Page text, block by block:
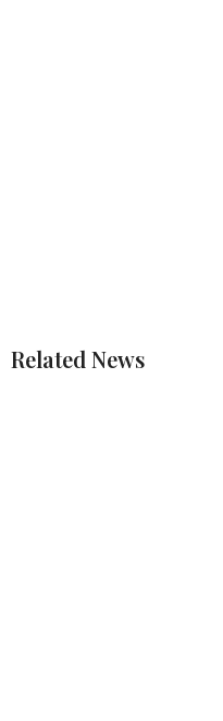
Related News